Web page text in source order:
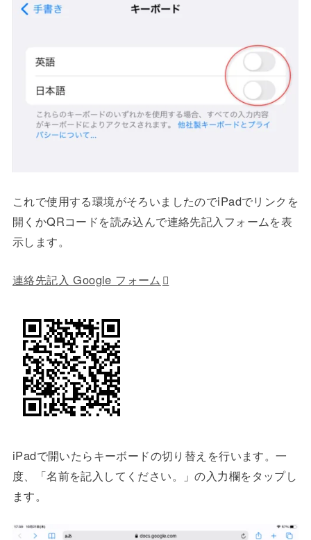
これで使用する環境がそろいましたのでiPadでリンクを
開くかQRコードを読み込んで連絡先記入フォームを表
示します。
連絡先記入 Google フォーム
iPadで開いたらキーボードの切り替えを行います。一
度、「名前を記入してください。」の入力欄をタップし
ます。